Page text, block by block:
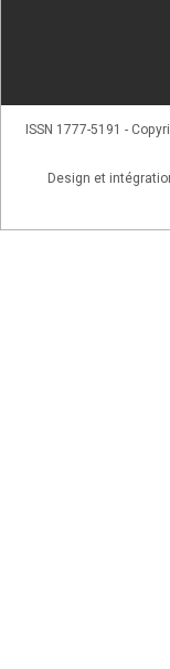
ISSN 1777-5191 -
Design et